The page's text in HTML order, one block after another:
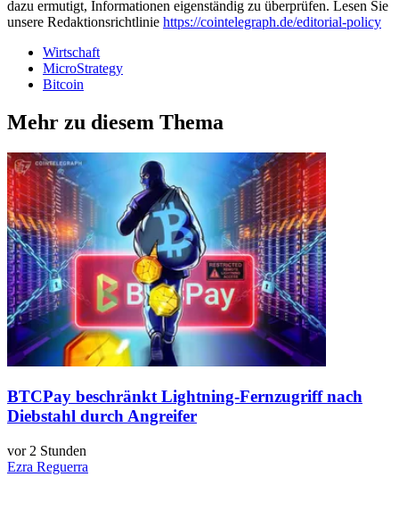
dazu ermutigt, Informationen eigenständig zu überprüfen. Lesen Sie
unsere Redaktionsrichtlinie https://cointelegraph.de/editorial-policy
Wirtschaft
MicroStrategy
Bitcoin
Mehr zu diesem Thema
BTCPay beschränkt Lightning-Fernzugriff nach
Diebstahl durch Angreifer
vor 2 Stunden
Ezra Reguerra